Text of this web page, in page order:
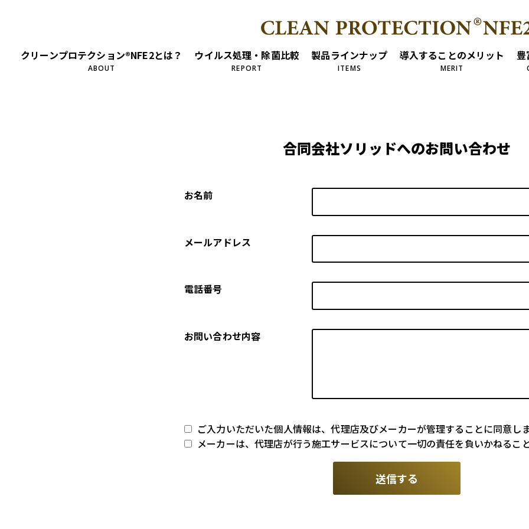
クリーンプロテクション®NFE2とは？
ABOUT
ウイルス処理・除菌比較
REPORT
製品ラインナップ
ITEMS
導入することのメリット
MERIT
豊
合同会社ソリッドへのお問い合わせ
お名前
メールアドレス
電話番号
お問い合わせ内容
ご入力いただいた個人情報は、代理店及びメーカーが管理することに同意しま
メーカーは、代理店が行う施工サービスについて一切の責任を負いかねるこ